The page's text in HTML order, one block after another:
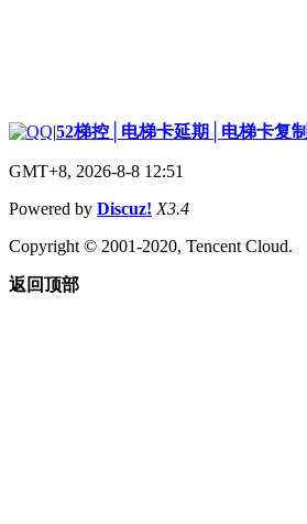
|52梯控│电梯卡延期│电梯卡复制
GMT+8, 2026-8-8 12:51
Powered by Discuz! X3.4
Copyright © 2001-2020, Tencent Cloud.
返回顶部